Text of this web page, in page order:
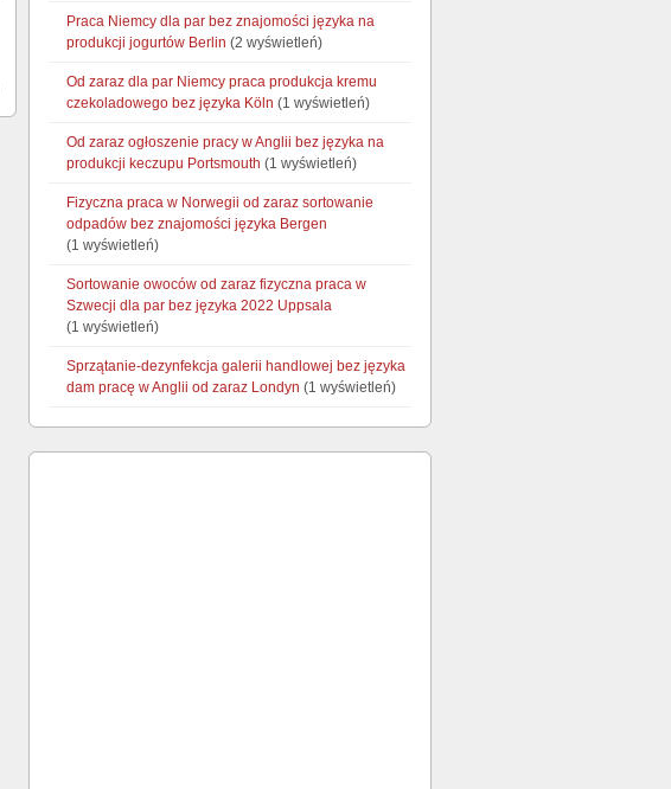
Praca Niemcy dla par bez znajomości języka na
produkcji jogurtów Berlin (2 wyświetleń)
Od zaraz dla par Niemcy praca produkcja kremu
czekoladowego bez języka Köln (1 wyświetleń)
Od zaraz ogłoszenie pracy w Anglii bez języka na
produkcji keczupu Portsmouth (1 wyświetleń)
Fizyczna praca w Norwegii od zaraz sortowanie
odpadów bez znajomości języka Bergen
(1 wyświetleń)
Sortowanie owoców od zaraz fizyczna praca w
Szwecji dla par bez języka 2022 Uppsala
(1 wyświetleń)
Sprzątanie-dezynfekcja galerii handlowej bez języka
dam pracę w Anglii od zaraz Londyn (1 wyświetleń)